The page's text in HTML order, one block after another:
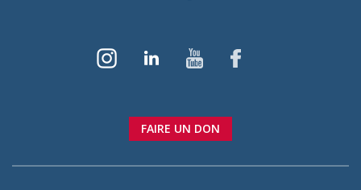
FAIRE UN DON